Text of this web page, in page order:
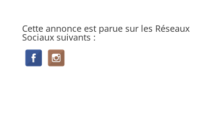
Cette annonce est parue sur les Réseaux
Sociaux suivants :